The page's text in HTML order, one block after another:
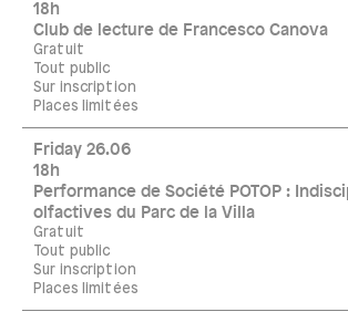
18h
Club de lecture de Francesco Canova
Gratuit
Tout public
Sur inscription
Places limitées
Friday 26.06
18h
Performance de Société POTOP :
olfactives du Parc de la Villa
Gratuit
Tout public
Sur inscription
Places limitées